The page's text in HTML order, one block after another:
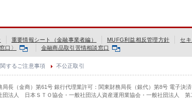
重要情報シート（金融事業者編） MUFG利益相反管理方針 セ
口〉 金融商品取引苦情相談窓口
するご注意事項 不公正取引
長（金商）第61号 銀行代理業許可：関東財務局長（銀代）第8号 電子決
法人 日本ＳＴＯ協会・一般社団法人資産運用業協会・一般社団法人 第